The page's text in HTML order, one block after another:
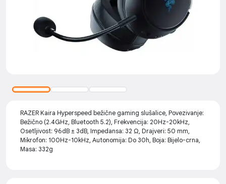
RAZER Kaira Hyperspeed bežične gaming slušalice, Povezivanje:
Bežično (2.4GHz, Bluetooth 5.2), Frekvencija: 20Hz-20kHz,
Osetljivost: 96dB ± 3dB, Impedansa: 32 Ω, Drajveri: 50 mm,
Mikrofon: 100Hz-10kHz, Autonomija: Do 30h, Boja: Bijelo-crna,
Masa: 332g